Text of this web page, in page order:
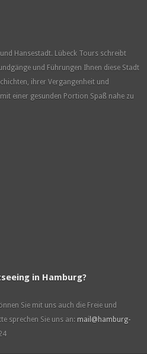
Hansestadt. Lübeck Tours schreibt
und Führungen Ihnen diese Stadt
ihrer Vergangenheit und
einer gesunden Portion Spaß nahe zu
in Hamburg?
Sie mit uns auch die Freie und
sprechen Sie uns an: mail@hamburg-